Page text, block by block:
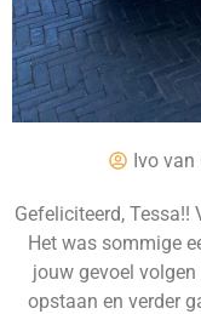
Ivo van
Gefeliciteerd,
Het was sommige
jouw gevoel
opstaan en verder